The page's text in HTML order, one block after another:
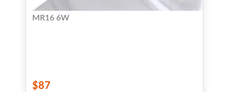
MR16 6W
$87